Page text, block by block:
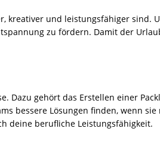
kreativer und leistungsfähiger sind.
zu fördern. Damit der
Dazu gehört das Erstellen einer
bessere Lösungen finden, wenn
deine berufliche Leistungsfähigkeit.